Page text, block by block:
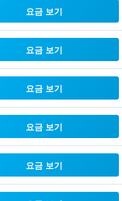
요금 보기
요금 보기
요금 보기
요금 보기
요금 보기